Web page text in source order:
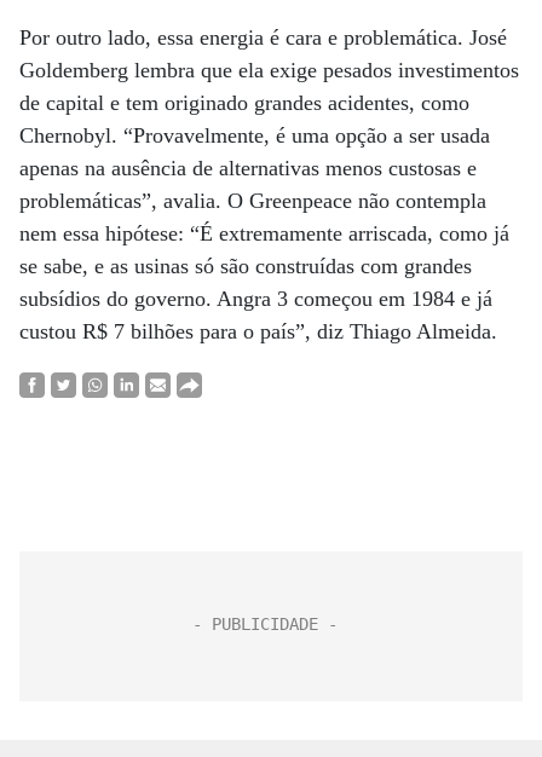
Por outro lado, essa energia é cara e problemática. José
Goldemberg lembra que ela exige pesados investimentos
de capital e tem originado grandes acidentes, como
Chernobyl. “Prova­velmente, é uma opção a ser usada
apenas na ausência de alternativas menos custosas e
problemáticas”, avalia. O Greenpeace não contempla
nem essa hipótese: “É extremamente arriscada, como já
se sabe, e as usinas só são construídas com grandes
subsídios do governo. Angra 3 começou em 1984 e já
custou R$ 7 bilhões para o país”, diz Thiago Almeida.